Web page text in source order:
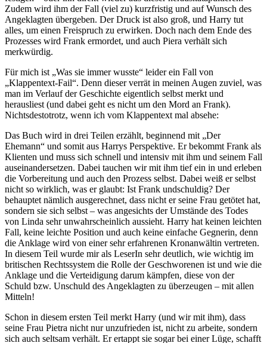
Zudem wird ihm der Fall (viel zu) kurzfristig und auf Wunsch des
Angeklagten übergeben. Der Druck ist also groß, und Harry tut
alles, um einen Freispruch zu erwirken. Doch nach dem Ende des
Prozesses wird Frank ermordet, und auch Piera verhält sich
merkwürdig.
Für mich ist „Was sie immer wusste“ leider ein Fall von
„Klappentext-Fail“. Denn dieser verrät in meinen Augen zuviel, was
man im Verlauf der Geschichte eigentlich selbst merkt und
herausliest (und dabei geht es nicht um den Mord an Frank).
Nichtsdestotrotz, wenn ich vom Klappentext mal absehe:
Das Buch wird in drei Teilen erzählt, beginnend mit „Der
Ehemann“ und somit aus Harrys Perspektive. Er bekommt Frank als
Klienten und muss sich schnell und intensiv mit ihm und seinem Fall
auseinandersetzen. Dabei tauchen wir mit ihm tief ein in und erleben
die Vorbereitung und auch den Prozess selbst. Dabei weiß er selbst
nicht so wirklich, was er glaubt: Ist Frank undschuldig? Der
behauptet nämlich ausgerechnet, dass nicht er seine Frau getötet hat,
sondern sie sich selbst – was angesichts der Umstände des Todes
von Linda sehr unwahrscheinlich aussieht. Harry hat keinen leichten
Fall, keine leichte Position und auch keine einfache Gegnerin, denn
die Anklage wird von einer sehr erfahrenen Kronanwältin vertreten.
In diesem Teil wurde mir als LeserIn sehr deutlich, wie wichtig im
britischen Rechtssystem die Rolle der Geschworenen ist und wie die
Anklage und die Verteidigung darum kämpfen, diese von der
Schuld bzw. Unschuld des Angeklagten zu überzeugen – mit allen
Mitteln!
Schon in diesem ersten Teil merkt Harry (und wir mit ihm), dass
seine Frau Pietra nicht nur unzufrieden ist, nicht zu arbeite, sondern
sich auch seltsam verhält. Er ertappt sie sogar bei einer Lüge, schafft